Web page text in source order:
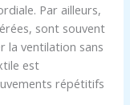
Par ailleurs,
sont souvent
la ventilation sans
est
répétitifs